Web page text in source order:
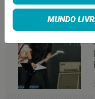
MUNDO